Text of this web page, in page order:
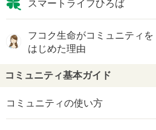
スマートライフひろば
フコク生命がコミュニティを
はじめた理由
コミュニティ基本ガイド
コミュニティの使い方